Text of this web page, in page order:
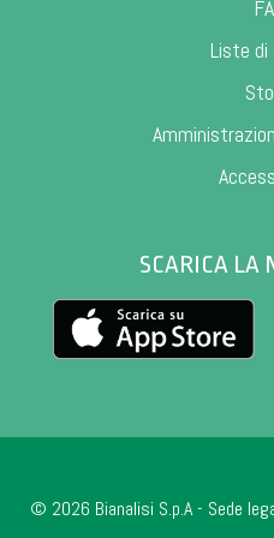
Liste
SCARICA LA
© 2026 Bianalisi S.p.A - Sede